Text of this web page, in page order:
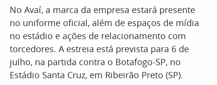
No Avaí, a marca da empresa estará presente
no uniforme oficial, além de espaços de mídia
no estádio e ações de relacionamento com
torcedores. A estreia está prevista para 6 de
julho, na partida contra o Botafogo-SP, no
Estádio Santa Cruz, em Ribeirão Preto (SP).